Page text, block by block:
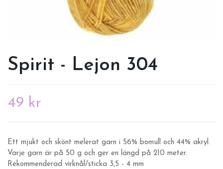
Spirit - Lejon 304
49 kr
Ett mjukt och skönt melerat garn i 56% bomull och 44% akryl.
Varje garn är på 50 g och ger en längd på 210 meter.
Rekommenderad virknål/sticka 3,5 - 4 mm